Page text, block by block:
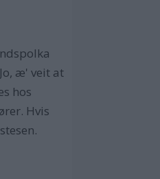
æ' veit at
hos
Hvis